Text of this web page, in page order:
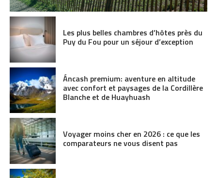
Les plus belles chambres d’hôtes près du
Puy du Fou pour un séjour d’exception
Áncash premium: aventure en altitude
avec confort et paysages de la Cordillère
Blanche et de Huayhuash
Voyager moins cher en 2026 : ce que les
comparateurs ne vous disent pas